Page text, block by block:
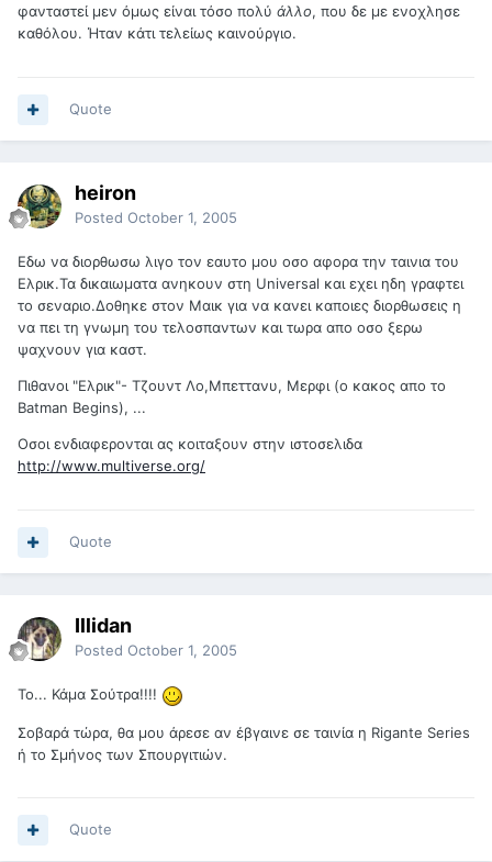
φανταστεί μεν όμως είναι τόσο πολύ άλλο, που δε με ενοχλησε
καθόλου. Ήταν κάτι τελείως καινούργιο.
Quote
heiron
Posted October 1, 2005
Εδω να διορθωσω λιγο τον εαυτο μου οσο αφορα την ταινια του
Ελρικ.Τα δικαιωματα ανηκουν στη Universal και εχει ηδη γραφτει
το σεναριο.Δοθηκε στον Μαικ για να κανει καποιες διορθωσεις η
να πει τη γνωμη του τελοσπαντων και τωρα απο οσο ξερω
ψαχνουν για καστ.
Πιθανοι "Ελρικ"- Τζουντ Λο,Μπεττανυ, Μερφι (ο κακος απο το
Batman Begins), ...
Oσοι ενδιαφερονται ας κοιταξουν στην ιστοσελιδα
http://www.multiverse.org/
Quote
Illidan
Posted October 1, 2005
Το... Κάμα Σούτρα!!!!
Σοβαρά τώρα, θα μου άρεσε αν έβγαινε σε ταινία η Rigante Series
ή το Σμήνος των Σπουργιτιών.
Quote